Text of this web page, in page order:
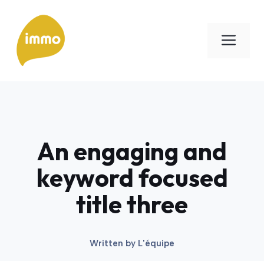
contenu
An engaging and
keyword focused
title three
Written by L'équipe